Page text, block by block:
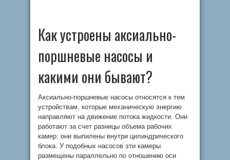
Как устроены аксиально-
поршневые насосы и
какими они бывают?
Аксиально-поршневые насосы относятся к тем
устройствам, которые механическую энергию
направляют на движение потока жидкости. Они
работают за счет разницы объема рабочих
камер: они выпилены внутри цилиндрического
блока. У подобных насосов эти камеры
размещены параллельно по отношению оси